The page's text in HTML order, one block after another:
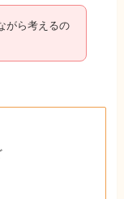
がら考えるの